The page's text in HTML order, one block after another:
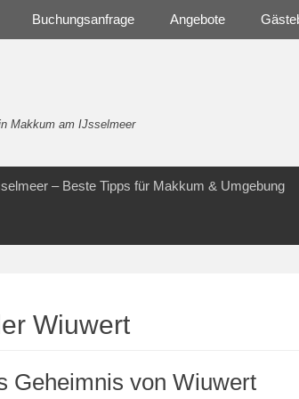
Buchungsanfrage Angebote
Makkum am IJsselmeer
– Beste Tipps für Makkum & Umgebung
Wiuwert
Geheimnis von Wiuwert